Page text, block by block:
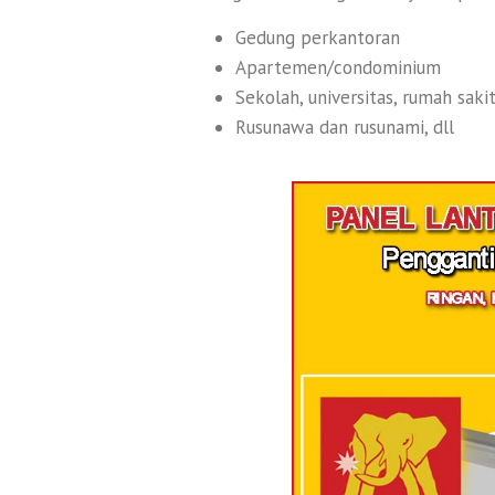
Gedung perkantoran
Apartemen/condominium
Sekolah, universitas, rumah sakit
Rusunawa dan rusunami, dll